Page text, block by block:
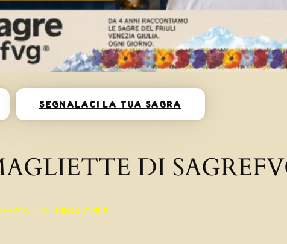
SEGNALACI LA TUA SAGRA
DI
CHE FINISCANO!